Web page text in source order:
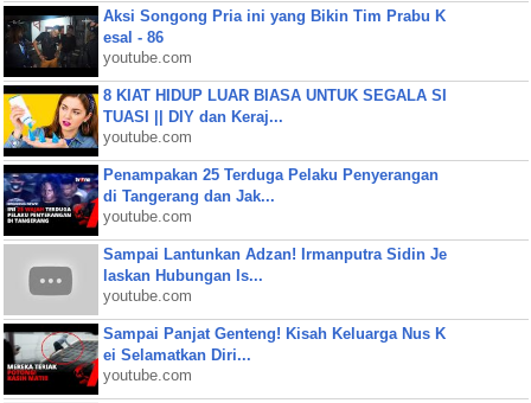
Aksi Songong Pria ini yang Bikin Tim Prabu K
esal - 86
youtube.com
8 KIAT HIDUP LUAR BIASA UNTUK SEGALA SI
TUASI || DIY dan Keraj...
youtube.com
Penampakan 25 Terduga Pelaku Penyerangan
di Tangerang dan Jak...
youtube.com
Sampai Lantunkan Adzan! Irmanputra Sidin Je
laskan Hubungan Is...
youtube.com
Sampai Panjat Genteng! Kisah Keluarga Nus K
ei Selamatkan Diri...
youtube.com